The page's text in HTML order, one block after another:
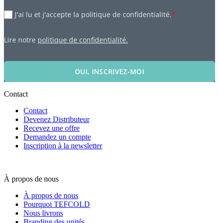
J'ai lu et j'accepte la politique de confidentialité.*
Lire notre politique de confidentialité.
OUI, INSCRIVEZ-MOI
Contact
Contact
Devenez Distributeur
Recevez une offre
Demandez un compte
Inscription à la newsletter
À propos de nous
À propos de nous
Pourquoi TEFCOLD
Nous livrons